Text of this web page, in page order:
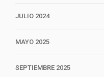
JULIO 2024
MAYO 2025
SEPTIEMBRE 2025